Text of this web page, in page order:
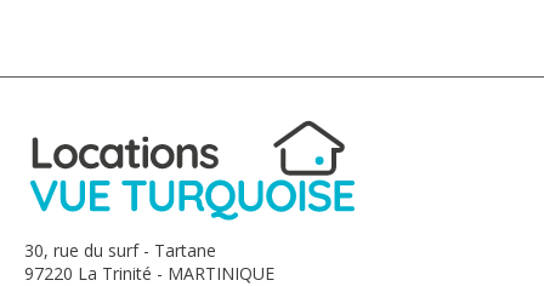
30, rue du surf - Tartane
97220 La Trinité - MARTINIQUE